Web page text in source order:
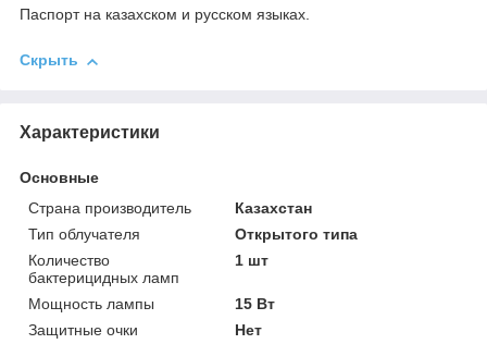
Паспорт на казахском и русском языках.
Скрыть
Характеристики
Основные
Страна производитель
Казахстан
Тип облучателя
Открытого типа
Количество
бактерицидных ламп
1 шт
Мощность лампы
15 Вт
Защитные очки
Нет